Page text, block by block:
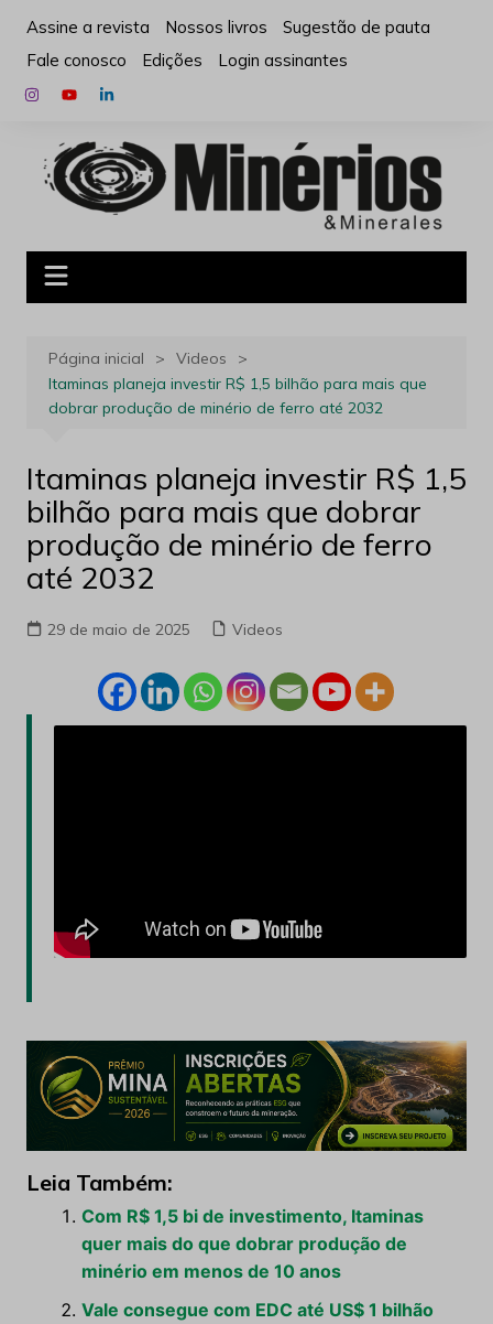
para
conteúdo
Assine a revista Nossos livros
Sugestão de pauta
Fale conosco
Edições Login assinantes
Página inicial
Videos
Itaminas planeja investir R$ 1,5 bilhão para mais que
dobrar produção de minério de ferro até 2032
Itaminas planeja investir R$ 1,5
bilhão para mais que dobrar
produção de minério de ferro
até 2032
29 de maio de 2025 Videos
Leia Também:
Com R$ 1,5 bi de investimento, Itaminas
quer mais do que dobrar produção de
minério em menos de 10 anos
Vale consegue com EDC até US$ 1 bilhão